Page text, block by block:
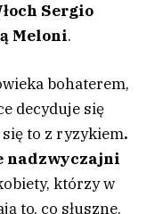
Sergio
Meloni.
bohaterem,
decyduje się
to z ryzykiem.
nadzwyczajni
którzy w
to, co słuszne,